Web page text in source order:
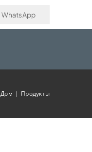
WhatsApp
Дом Продукты